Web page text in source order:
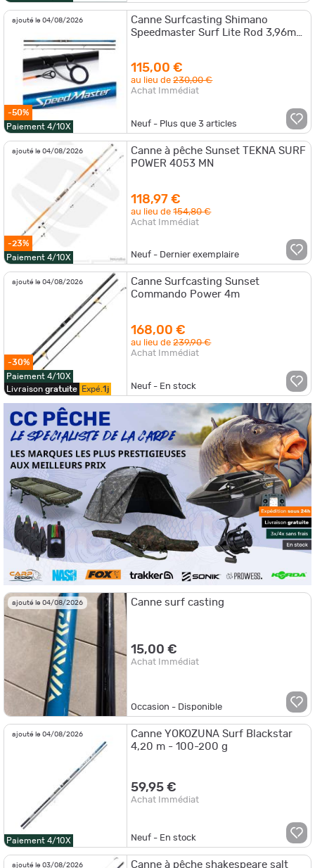
ajouté le 04/08/2026
-50%
Paiement 4/10X
Canne Surfcasting Shimano
Speedmaster Surf Lite Rod 3,96m
115,00 €
au lieu de230,00 €
Achat Immédiat
Neuf - Plus que3 articles
ajouté le 04/08/2026
-23%
Paiement 4/10X
Canne à pêche Sunset TEKNA SURF
POWER 4053 MN
118,97 €
au lieu de154,80 €
Achat Immédiat
Neuf - Dernier exemplaire
ajouté le 04/08/2026
-30%
Paiement 4/10X
Livraison gratuite Expé. 1j
Canne Surfcasting Sunset
Commando Power 4m
168,00 €
au lieu de239,90 €
Achat Immédiat
Neuf - En stock
ajouté le 04/08/2026 Canne surf casting
15,00 €
Achat Immédiat
Occasion - Disponible
ajouté le 04/08/2026
Paiement 4/10X
Canne YOKOZUNA Surf Blackstar
4,20 m - 100-200 g
59,95 €
Achat Immédiat
Neuf - En stock
ajouté le 03/08/2026 Canne à pêche shakespeare salt